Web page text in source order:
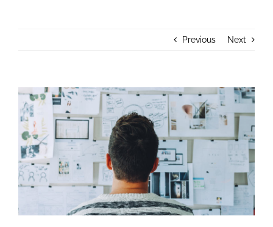
Previous Next
View
Larger
Image